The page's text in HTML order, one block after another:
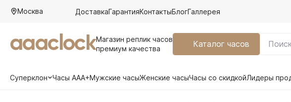
Москва ДоставкаГарантияКонтактыБлогГаллерея
aaaclockМагазин реплик часов
премиум качества
Каталог часов
Суперклон Часы AAA+Мужские часыЖенские часыЧасы со скидкойЛидеры